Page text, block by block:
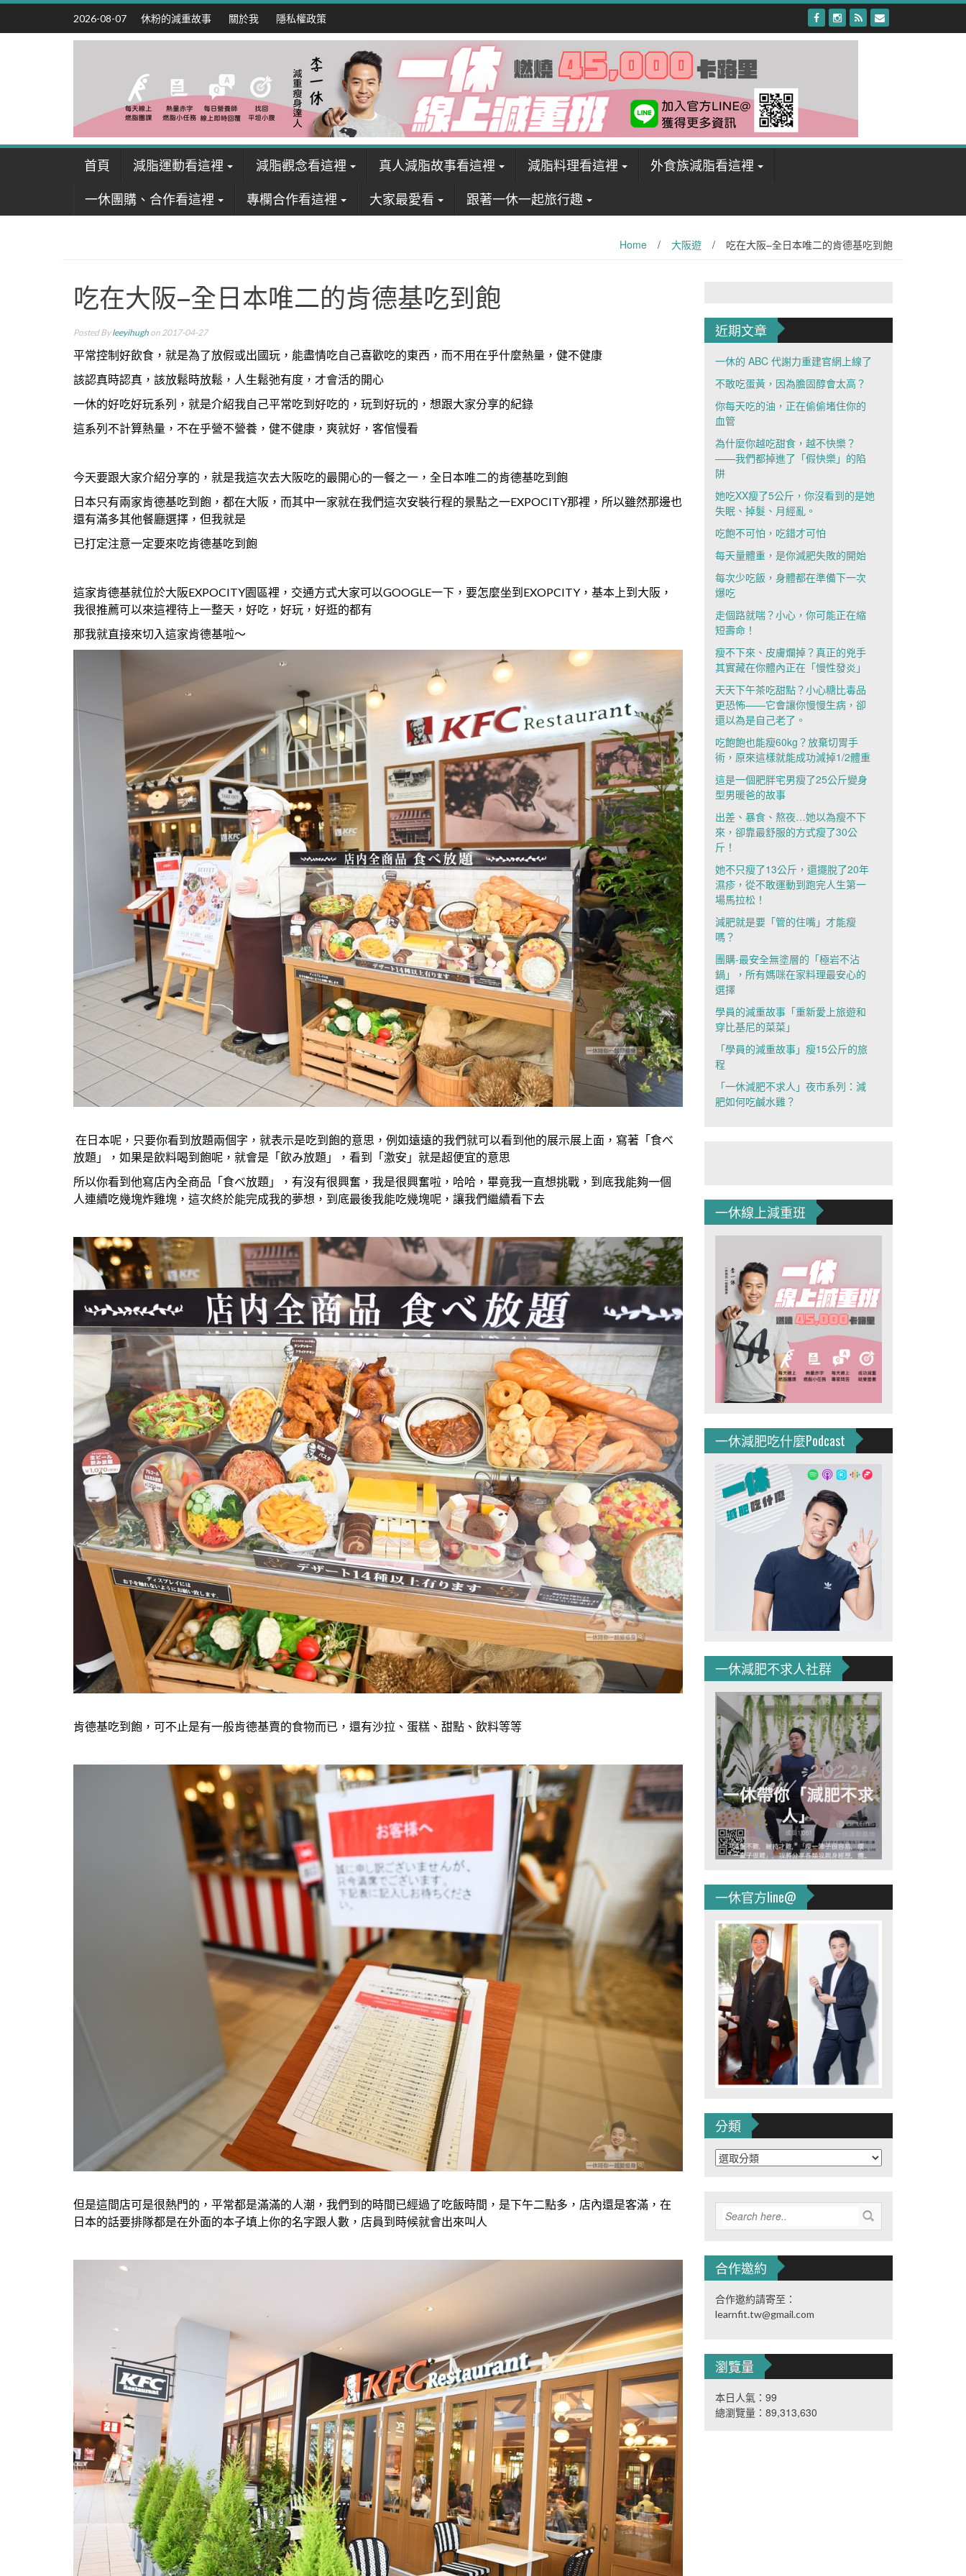
Skip
content
2026-08-07 休粉的減重故事 關於我 隱私權政策
首頁 減脂運動看這裡 減脂觀念看這裡 真人減脂故事看這裡 減脂料理看這裡
外食族減脂看這裡
一休團購、合作看這裡
專欄合作看這裡 大家最愛看 跟著一休一起旅行趣
Home / 大阪遊 / 吃在大阪–全日本唯二的肯德基吃到飽
吃在大阪–全日本唯二的肯德基吃到飽
Posted Byleeyihugh on 2017-04-27
平常控制好飲食，就是為了放假或出國玩，能盡情吃自己喜歡吃的東西，而不用在乎什麼熱量，健不健康
該認真時認真，該放鬆時放鬆，人生鬆弛有度，才會活的開心
一休的好吃好玩系列，就是介紹我自己平常吃到好吃的，玩到好玩的，想跟大家分享的紀錄
這系列不計算熱量，不在乎營不營養，健不健康，爽就好，客倌慢看
今天要跟大家介紹分享的，就是我這次去大阪吃的最開心的一餐之一，全日本唯二的肯德基吃到飽
日本只有兩家肯德基吃到飽，都在大阪，而其中一家就在我們這次安裝行程的景點之一EXPOCITY那裡，所以雖然那邊也
還有滿多其他餐廳選擇，但我就是
已打定注意一定要來吃肯德基吃到飽
這家肯德基就位於大阪EXPOCITY園區裡，交通方式大家可以GOOGLE一下，要怎麼坐到EXOPCITY，基本上到大阪，
我很推薦可以來這裡待上一整天，好吃，好玩，好逛的都有
那我就直接來切入這家肯德基啦～
在日本呢，只要你看到放題兩個字，就表示是吃到飽的意思，例如遠遠的我們就可以看到他的展示展上面，寫著「食べ
放題」，如果是飲料喝到飽呢，就會是「飲み放題」，看到「激安」就是超便宜的意思
所以你看到他寫店內全商品「食べ放題」，有沒有很興奮，我是很興奮啦，哈哈，畢竟我一直想挑戰，到底我能夠一個
人連續吃幾塊炸雞塊，這次終於能完成我的夢想，到底最後我能吃幾塊呢，讓我們繼續看下去
肯德基吃到飽，可不止是有一般肯德基賣的食物而已，還有沙拉、蛋糕、甜點、飲料等等
但是這間店可是很熱門的，平常都是滿滿的人潮，我們到的時間已經過了吃飯時間，是下午二點多，店內還是客滿，在
日本的話要排隊都是在外面的本子填上你的名字跟人數，店員到時候就會出來叫人
近期文章
一休的 ABC 代謝力重建官網上線了
不敢吃蛋黃，因為膽固醇會太高？
你每天吃的油，正在偷偷堵住你的
血管
為什麼你越吃甜食，越不快樂？
——我們都掉進了「假快樂」的陷
阱
她吃XX瘦了5公斤，你沒看到的是她
失眠、掉髮、月經亂。
吃飽不可怕，吃錯才可怕
每天量體重，是你減肥失敗的開始
每次少吃飯，身體都在準備下一次
爆吃
走個路就喘？小心，你可能正在縮
短壽命！
瘦不下來、皮膚爛掉？真正的兇手
其實藏在你體內正在「慢性發炎」
天天下午茶吃甜點？小心糖比毒品
更恐怖——它會讓你慢慢生病，卻
還以為是自己老了。
吃飽飽也能瘦60kg？放棄切胃手
術，原來這樣就能成功減掉1/2體重
這是一個肥胖宅男瘦了25公斤變身
型男暖爸的故事
出差、暴食、熬夜…她以為瘦不下
來，卻靠最舒服的方式瘦了30公
斤！
她不只瘦了13公斤，還擺脫了20年
濕疹，從不敢運動到跑完人生第一
場馬拉松！
減肥就是要「管的住嘴」才能瘦
嗎？
團購-最安全無塗層的「極岩不沾
鍋」，所有媽咪在家料理最安心的
選擇
學員的減重故事「重新愛上旅遊和
穿比基尼的菜菜」
「學員的減重故事」瘦15公斤的旅
程
「一休減肥不求人」夜市系列：減
肥如何吃鹹水雞？
一休線上減重班
一休減肥吃什麼Podcast
一休減肥不求人社群
一休官方line@
分類
分
類
合作邀約
合作邀約請寄至：
learnfit.tw@gmail.com
瀏覽量
本日人氣：99
總瀏覽量：89,313,630